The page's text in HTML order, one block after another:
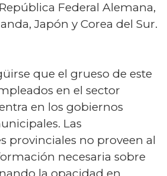
Federal Alemana,
Japón y Corea del Sur.
que el grueso de este
en el sector
en los gobiernos
Las
provinciales no proveen al
necesaria sobre